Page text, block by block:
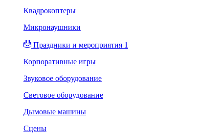
Квадрокоптеры
Микронаушники
Праздники и мероприятия 1
Корпоративные игры
Звуковое оборудование
Световое оборудование
Дымовые машины
Сцены